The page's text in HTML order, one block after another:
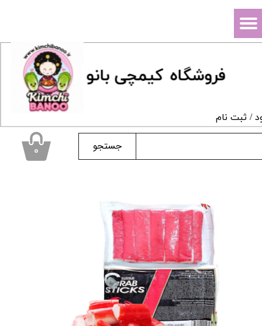
فروشگاه کیمچی بانو
جستجو
/ ثبت نام
حساب کاربری من
سفارشات
۰